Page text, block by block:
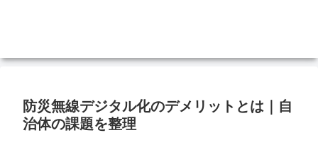
防災無線デジタル化のデメリットとは｜自
治体の課題を整理